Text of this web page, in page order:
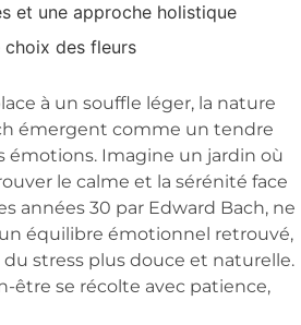
et une approche holistique
choix des fleurs
à un souffle léger, la nature
émergent comme un tendre
émotions. Imagine un jardin où
le calme et la sérénité face
années 30 par Edward Bach, ne
équilibre émotionnel retrouvé,
stress plus douce et naturelle.
être se récolte avec patience,